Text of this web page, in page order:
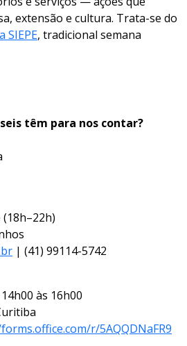
extensão e cultura. Trata-se do
SIEPE, tradicional semana
têm para nos contar?
| (41) 99114-5742
às 16h00
r/5AQQDNaFR9